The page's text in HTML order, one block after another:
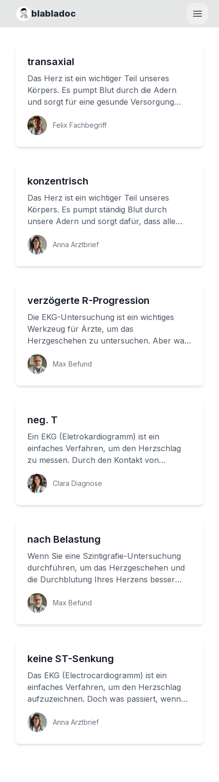
blabladoc
transaxial
Das Herz ist ein wichtiger Teil unseres
Körpers. Es pumpt Blut durch die Adern
und sorgt für eine gesunde Versorgung
unserer Organe. Aber wie funktion...
Felix Fachbegriff
konzentrisch
Das Herz ist ein wichtiger Teil unseres
Körpers. Es pumpt ständig Blut durch
unsere Adern und sorgt dafür, dass alle
wichtigen Organe mit Sauerstoff u...
Anna Arztbrief
verzögerte R-Progression
Die EKG-Untersuchung ist ein wichtiges
Werkzeug für Ärzte, um das
Herzgeschehen zu untersuchen. Aber was
bedeutet es, wenn die R-Zacke langsamer
größe...Max Befund
neg. T
Ein EKG (Eletrokardiogramm) ist ein
einfaches Verfahren, um den Herzschlag
zu messen. Durch den Kontakt von
Elektroden an der Haut können Ärzte die
el...
Clara Diagnose
nach Belastung
Wenn Sie eine Szintigrafie-Untersuchung
durchführen, um das Herzgeschehen und
die Durchblutung Ihres Herzens besser
verstehen zu können, gibt es ein G...
Max Befund
keine ST-Senkung
Das EKG (Electrocardiogramm) ist ein
einfaches Verfahren, um den Herzschlag
aufzuzeichnen. Doch was passiert, wenn
das EKG keine ST-Senkung zeigt? Wir...
Anna Arztbrief